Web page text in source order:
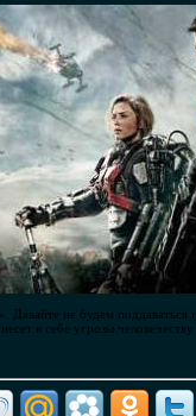
Давайте не будем
в себе угрозы человечеству